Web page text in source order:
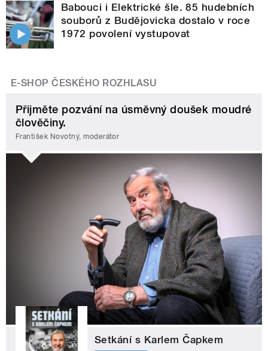
Babouci i Elektrické šle. 85 hudebních
souborů z Budějovicka dostalo v roce
1972 povolení vystupovat
E-SHOP ČESKÉHO ROZHLASU
Přijměte pozvání na úsměvný doušek moudré
člověčiny.
František Novotný, moderátor
Setkání s Karlem Čapkem